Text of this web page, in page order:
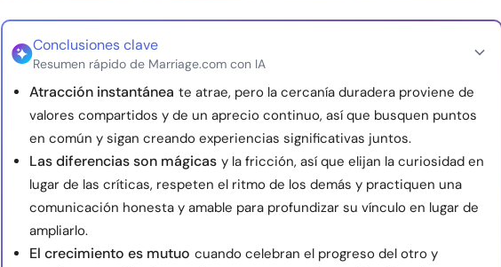
Conclusiones clave
Resumen rápido de Marriage.com con IA
Atracción instantánea te atrae, pero la cercanía duradera proviene de
valores compartidos y de un aprecio continuo, así que busquen puntos
en común y sigan creando experiencias significativas juntos.
Las diferencias son mágicas y la fricción, así que elijan la curiosidad en
lugar de las críticas, respeten el ritmo de los demás y practiquen una
comunicación honesta y amable para profundizar su vínculo en lugar de
ampliarlo.
El crecimiento es mutuo cuando celebran el progreso del otro y